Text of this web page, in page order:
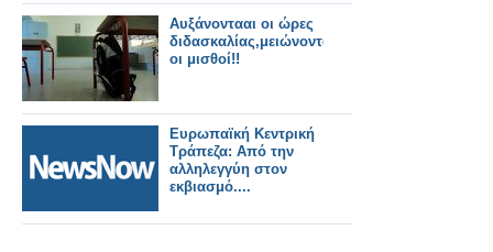
Αυξάνοντααι οι ώρες
διδασκαλίας,μειώνονται
οι μισθοί!!
Ευρωπαϊκή Κεντρική
Tράπεζα: Από την
αλληλεγγύη στον
εκβιασμό....